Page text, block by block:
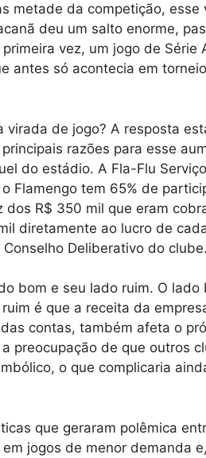
metade da competição,
deu um salto enorme,
vez, um jogo de
antes só acontecia em
virada de jogo? A resposta
razões para esse
do estádio. A Fla-Flu
Flamengo tem 65% de
dos R$ 350 mil que eram
diretamente ao lucro de
Deliberativo do clube.
bom e seu lado ruim. O lado
é que a receita da
contas, também afeta o
preocupação de que outros
o que complicaria
que geraram polêmica
jogos de menor demanda